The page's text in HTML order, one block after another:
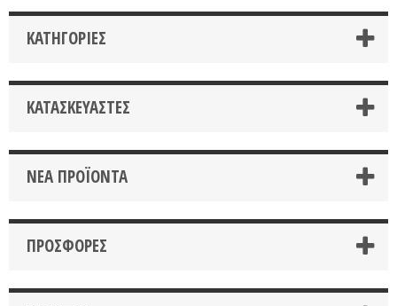
ΚΑΤΗΓΟΡΊΕΣ
ΚΑΤΑΣΚΕΥΑΣΤΈΣ
ΝΈΑ ΠΡΟΪΌΝΤΑ
ΠΡΟΣΦΟΡΈΣ